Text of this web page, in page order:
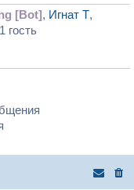
[Bot], Игнат T,
гость